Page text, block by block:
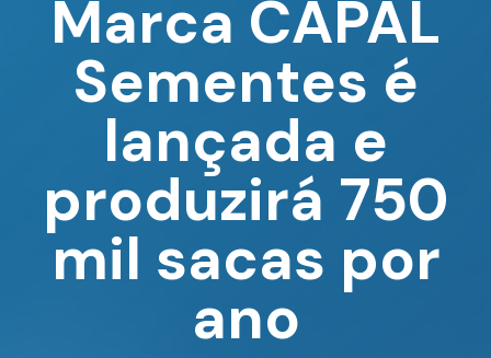
Marca CAPAL
Sementes é
lançada e
produzirá 750
mil sacas por
ano